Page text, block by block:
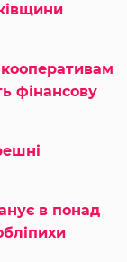
фінансову
в понад